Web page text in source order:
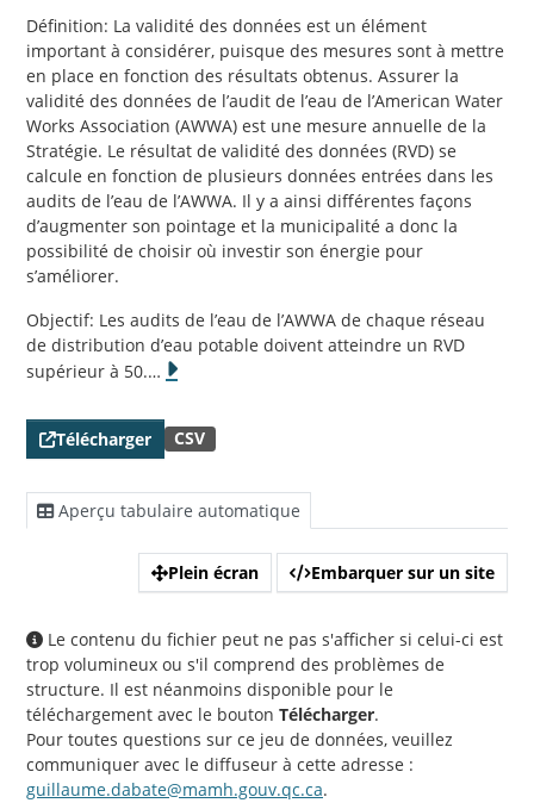
Définition: La validité des données est un élément
important à considérer, puisque des mesures sont à mettre
en place en fonction des résultats obtenus. Assurer la
validité des données de l’audit de l’eau de l’American Water
Works Association (AWWA) est une mesure annuelle de la
Stratégie. Le résultat de validité des données (RVD) se
calcule en fonction de plusieurs données entrées dans les
audits de l’eau de l’AWWA. Il y a ainsi différentes façons
d’augmenter son pointage et la municipalité a donc la
possibilité de choisir où investir son énergie pour
s’améliorer.
Objectif: Les audits de l’eau de l’AWWA de chaque réseau
de distribution d’eau potable doivent atteindre un RVD
supérieur à 50.…
Télécharger CSV
Aperçu tabulaire automatique
Plein écran Embarquer sur un site
Le contenu du fichier peut ne pas s'afficher si celui-ci est
trop volumineux ou s'il comprend des problèmes de
structure. Il est néanmoins disponible pour le
téléchargement avec le bouton Télécharger.
Pour toutes questions sur ce jeu de données, veuillez
communiquer avec le diffuseur à cette adresse :
guillaume.dabate@mamh.gouv.qc.ca.